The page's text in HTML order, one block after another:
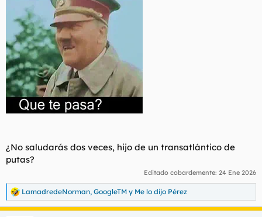
¿No saludarás dos veces, hijo de un transatlántico de
putas?
Editado cobardemente: 24 Ene 2026
R
e
LamadredeNorman, GoogleTM y Me lo dijo Pérez